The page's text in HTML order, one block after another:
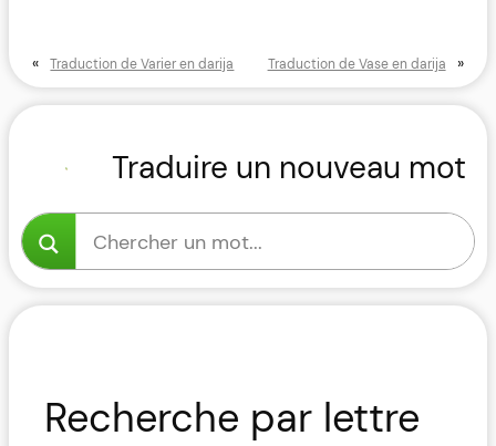
« Traduction de Varier en darija Traduction de Vase en darija »
Traduire un nouveau mot
Recherche par lettre